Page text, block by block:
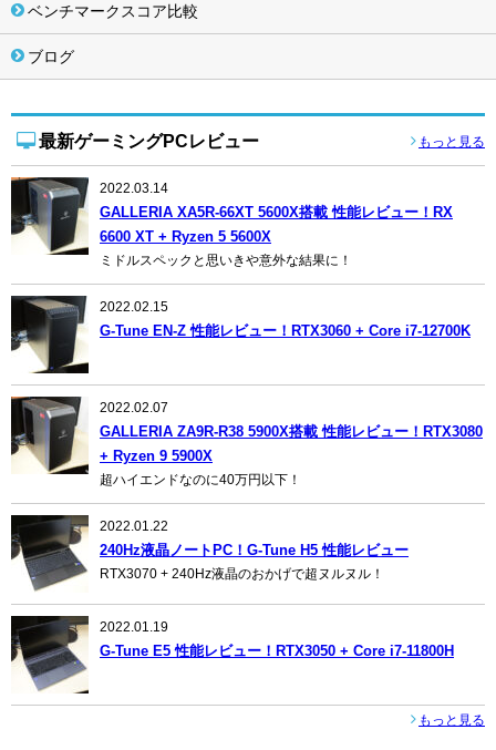
ベンチマークスコア比較
ブログ
最新ゲーミングPCレビュー もっと見る
2022.03.14
GALLERIA XA5R-66XT 5600X搭載 性能レビュー！RX
6600 XT + Ryzen 5 5600X
ミドルスペックと思いきや意外な結果に！
2022.02.15
G-Tune EN-Z 性能レビュー！RTX3060 + Core i7-12700K
2022.02.07
GALLERIA ZA9R-R38 5900X搭載 性能レビュー！RTX3080
+ Ryzen 9 5900X
超ハイエンドなのに40万円以下！
2022.01.22
240Hz液晶ノートPC！G-Tune H5 性能レビュー
RTX3070 + 240Hz液晶のおかげで超ヌルヌル！
2022.01.19
G-Tune E5 性能レビュー！RTX3050 + Core i7-11800H
もっと見る